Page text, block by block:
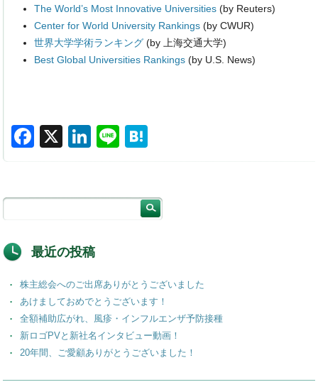
The World’s Most Innovative Universities (by Reuters)
Center for World University Rankings (by CWUR)
世界大学学術ランキング (by 上海交通大学)
Best Global Universities Rankings (by U.S. News)
F
e
o
o
k
X
Li
e
n
Li
n
最近の投稿
株主総会へのご出席ありがとうございました
あけましておめでとうございます！
全額補助広がれ、風疹・インフルエンザ予防接種
新ロゴPVと新社名インタビュー動画！
20年間、ご愛顧ありがとうございました！